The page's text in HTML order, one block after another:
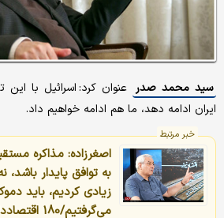
سید محمد صدر عنوان کرد: اسرائیل با
ایران ادامه دهد، ما هم ادامه خواهیم داد.
خبر مرتبط
اصغرزاده: مذاکره
به توافق پایدار
زیادی کردیم، باید
می‌گرفتیم/